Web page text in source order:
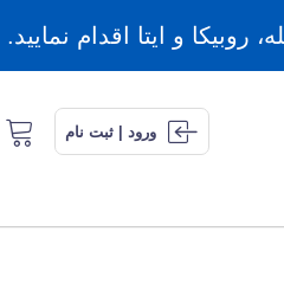
و ایتا اقدام نمایید.
ورود | ثبت نام